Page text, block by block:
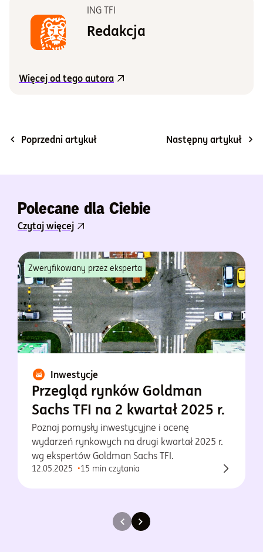
ING TFI
Redakcja
Więcej od tego autora
Poprzedni artykuł Następny artykuł
Polecane dla Ciebie
Czytaj więcej
Zweryfikowany przez eksperta
Inwestycje
Przegląd rynków Goldman
Sachs TFI na 2 kwartał 2025 r.
Poznaj pomysły inwestycyjne i ocenę
wydarzeń rynkowych na drugi kwartał 2025 r.
wg ekspertów Goldman Sachs TFI.
12.05.2025 15 min czytania